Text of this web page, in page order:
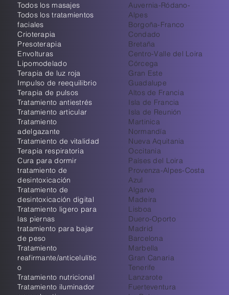
Todos los masajes
Todos los tratamientos
faciales
Crioterapia
Presoterapia
Envolturas
Lipomodelado
Terapia de luz roja
Impulso de reequilibrio
Terapia de pulsos
Tratamiento antiestrés
Tratamiento articular
Tratamiento
adelgazante
Tratamiento de vitalidad
Terapia respiratoria
Cura para dormir
tratamiento de
desintoxicación
Tratamiento de
desintoxicación digital
Tratamiento ligero para
las piernas
tratamiento para bajar
de peso
Tratamiento
reafirmante/anticelulític
o
Tratamiento nutricional
Tratamiento iluminador
Auvernia-Ródano-
Alpes
Borgoña-Franco
Condado
Bretaña
Centro-Valle del Loira
Córcega
Gran Este
Guadalupe
Altos de Francia
Isla de Francia
Isla de Reunión
Martinica
Normandía
Nueva Aquitania
Occitania
Países del Loira
Provenza-Alpes-Costa
Azul
Algarve
Madeira
Lisboa
Duero-Oporto
Madrid
Barcelona
Marbella
Gran Canaria
Tenerife
Lanzarote
Fuerteventura